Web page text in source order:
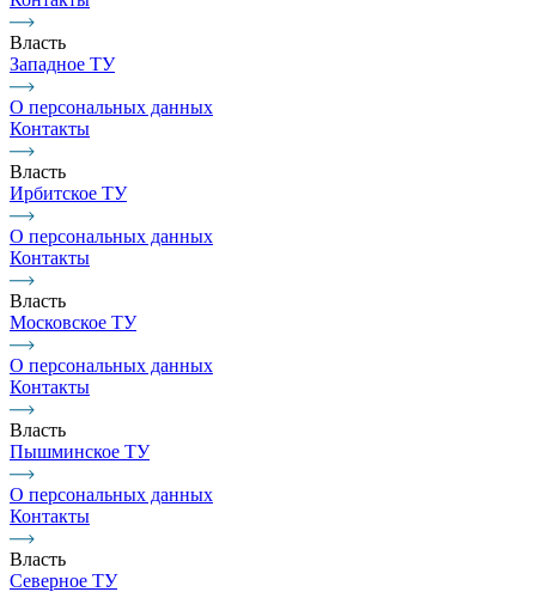
Власть
Западное ТУ
О персональных данных
Контакты
Власть
Ирбитское ТУ
О персональных данных
Контакты
Власть
Московское ТУ
О персональных данных
Контакты
Власть
Пышминское ТУ
О персональных данных
Контакты
Власть
Северное ТУ